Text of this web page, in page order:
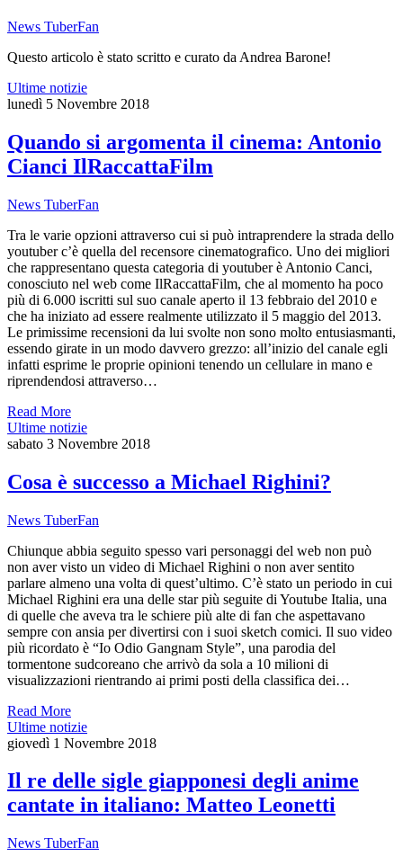
News TuberFan
Questo articolo è stato scritto e curato da Andrea Barone!
Ultime notizie
lunedì 5 Novembre 2018
Quando si argomenta il cinema: Antonio
Cianci IlRaccattaFilm
News TuberFan
Tra le varie opzioni attraverso cui si può intraprendere la strada dello
youtuber c’è quella del recensore cinematografico. Uno dei migliori
che rappresentano questa categoria di youtuber è Antonio Canci,
conosciuto nel web come IlRaccattaFilm, che al momento ha poco
più di 6.000 iscritti sul suo canale aperto il 13 febbraio del 2010 e
che ha iniziato ad essere realmente utilizzato il 5 maggio del 2013.
Le primissime recensioni da lui svolte non sono molto entusiasmanti,
essendo girate in un modo davvero grezzo: all’inizio del canale egli
infatti esprime le proprie opinioni tenendo un cellulare in mano e
riprendendosi attraverso…
Read More
Ultime notizie
sabato 3 Novembre 2018
Cosa è successo a Michael Righini?
News TuberFan
Chiunque abbia seguito spesso vari personaggi del web non può
non aver visto un video di Michael Righini o non aver sentito
parlare almeno una volta di quest’ultimo. C’è stato un periodo in cui
Michael Righini era una delle star più seguite di Youtube Italia, una
di quelle che aveva tra le schiere più alte di fan che aspettavano
sempre con ansia per divertirsi con i suoi sketch comici. Il suo video
più ricordato è “Io Odio Gangnam Style”, una parodia del
tormentone sudcoreano che arrivò da sola a 10 milioni di
visualizzazioni rientrando ai primi posti della classifica dei…
Read More
Ultime notizie
giovedì 1 Novembre 2018
Il re delle sigle giapponesi degli anime
cantate in italiano: Matteo Leonetti
News TuberFan